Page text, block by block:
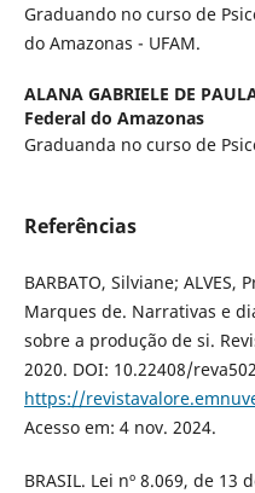
Graduando no curso de
do Amazonas - UFAM.
ALANA GABRIELE DE
Federal do Amazonas
Graduanda no curso de
Referências
BARBATO, Silviane; ALVES,
Marques de. Narrativas e
sobre a produção de si.
2020. DOI: 10.22408/
https://
Acesso em: 4 nov. 2024.
BRASIL. Lei nº 8.069, de